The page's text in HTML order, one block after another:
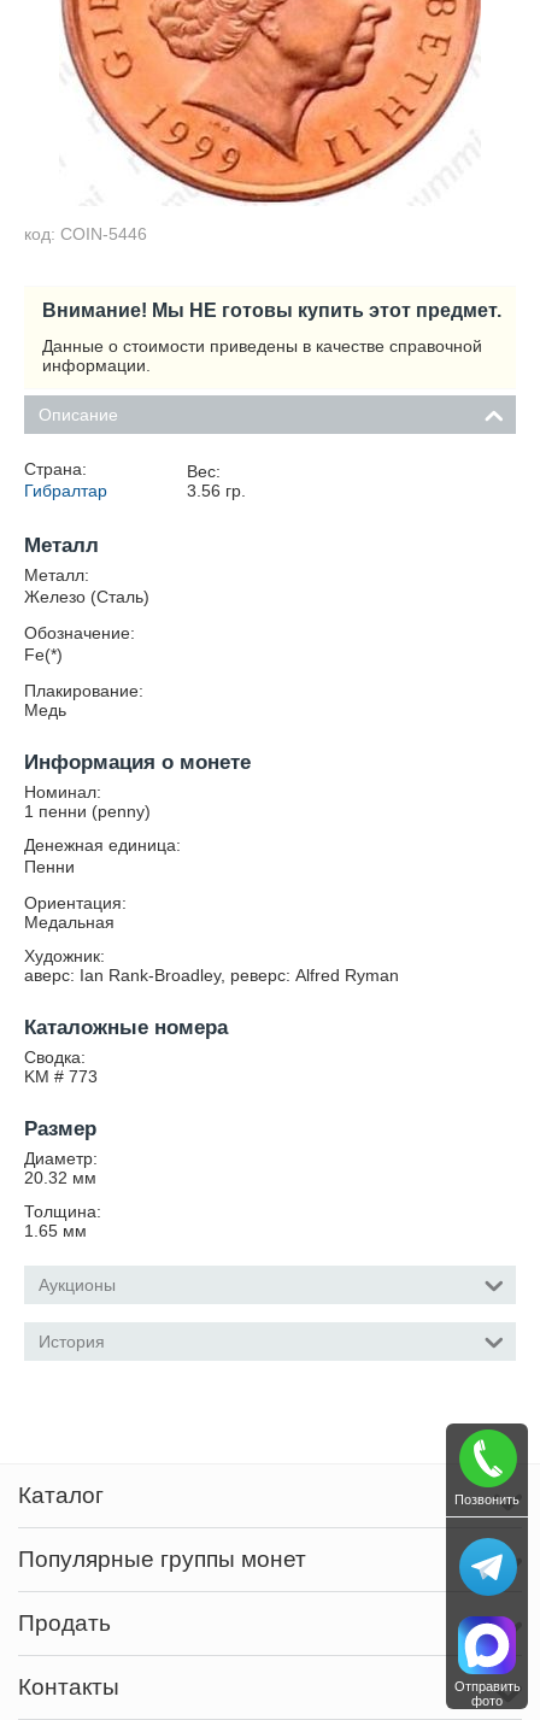
код: COIN-5446
Внимание! Мы НЕ готовы купить этот предмет.
Данные о стоимости приведены в качестве справочной
информации.
Описание
Страна:
Гибралтар
Вес:
3.56 гр.
Металл
Металл:
Железо (Сталь)
Обозначение:
Fe(*)
Плакирование:
Медь
Информация о монете
Номинал:
1 пенни (penny)
Денежная единица:
Пенни
Ориентация:
Медальная
Художник:
аверс: Ian Rank-Broadley, реверс: Alfred Ryman
Каталожные номера
Сводка:
KM # 773
Размер
Диаметр:
20.32 мм
Толщина:
1.65 мм
Аукционы
История
Каталог
Популярные группы монет
Продать
Контакты
Позвонить
Отправить
фото